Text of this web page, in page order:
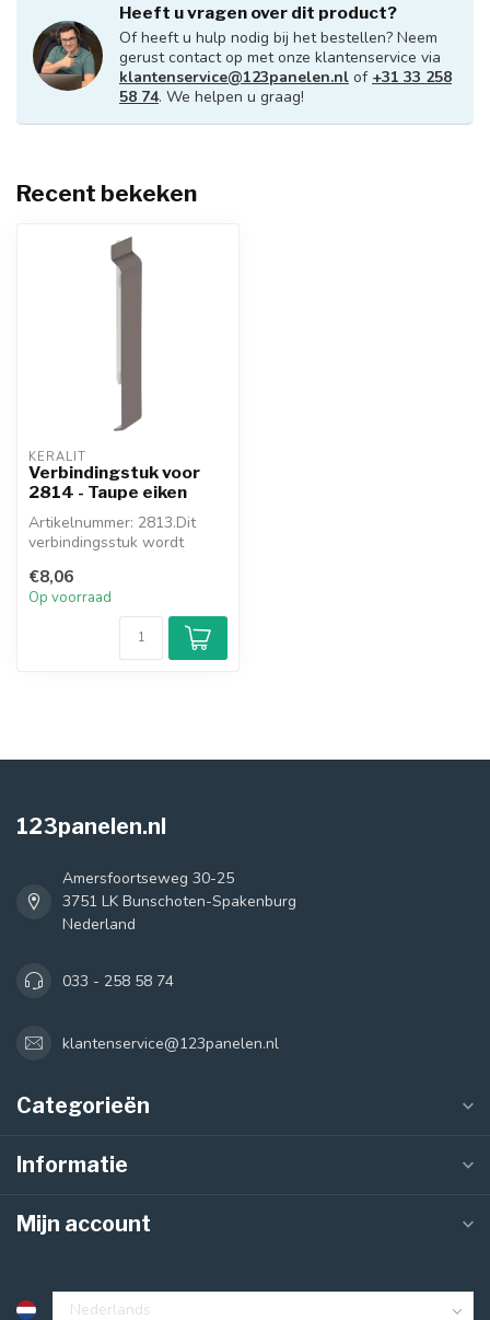
Heeft u vragen over dit product?
Of heeft u hulp nodig bij het bestellen? Neem
gerust contact op met onze klantenservice via
klantenservice@123panelen.nl of +31 33 258
58 74. We helpen u graag!
Recent bekeken
KERALIT
Verbindingstuk voor
2814 - Taupe eiken
Artikelnummer: 2813.Dit
verbindingsstuk wordt
gevelpanelen me...
€8,06
Op voorraad
123panelen.nl
Amersfoortseweg 30-25
3751 LK Bunschoten-Spakenburg
Nederland
033 - 258 58 74
klantenservice@123panelen.nl
Categorieën
Informatie
Mijn account